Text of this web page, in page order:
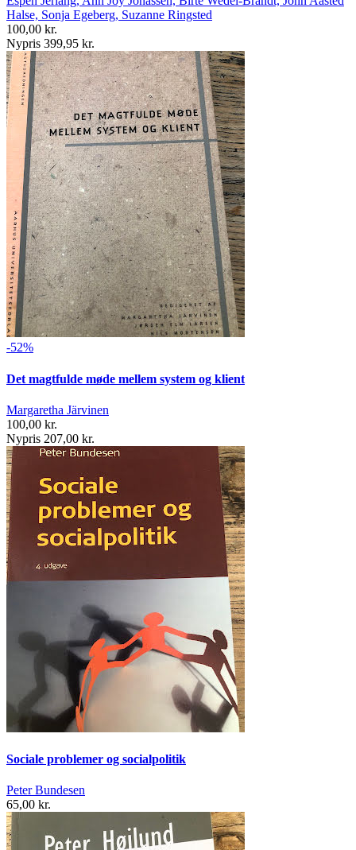
Halse, Sonja Egeberg, Suzanne Ringsted
100,00 kr.
Nypris 399,95 kr.
-52%
Det magtfulde møde mellem system og klient
Margaretha Järvinen
100,00 kr.
Nypris 207,00 kr.
Sociale problemer og socialpolitik
Peter Bundesen
65,00 kr.